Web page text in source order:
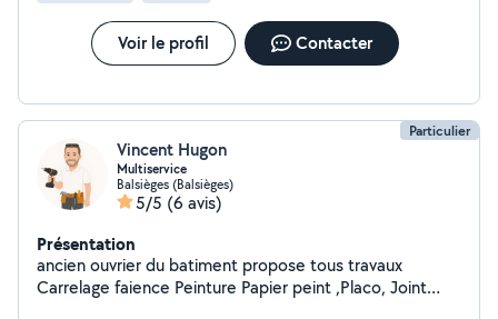
Voir le profil Contacter
Particulier
Vincent Hugon
Multiservice
Balsièges (Balsièges)
5/5 (6 avis)
Présentation
ancien ouvrier du batiment propose tous travaux
Carrelage faience Peinture Papier peint ,Placo, Joint